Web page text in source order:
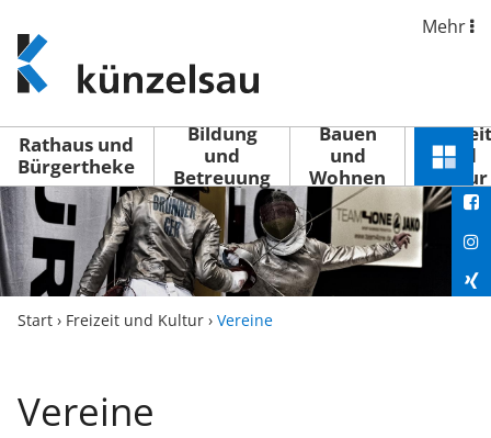
www.kuenzelsau.de
(zur
Startseite)
Mehr
Rathaus und
Bürgertheke
Bildung
und
Betreuung
Bauen
und
Wohnen
Freizeit
und
Kultur
Menü
Start › Freizeit und Kultur › Vereine
Vereine